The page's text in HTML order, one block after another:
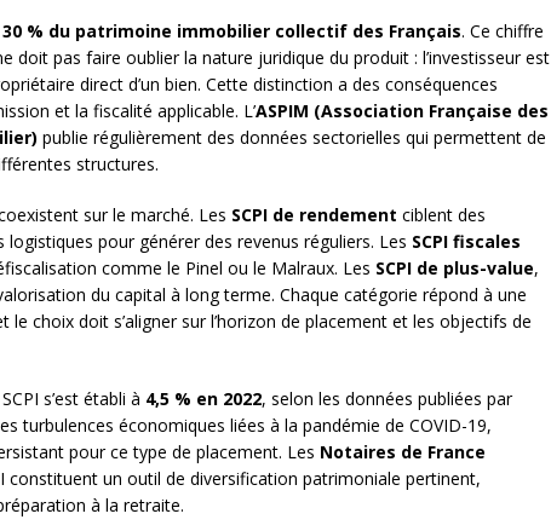
30 % du patrimoine immobilier collectif des Français. Ce chiffre
doit pas faire oublier la nature juridique du produit : l’investisseur est
direct d’un bien. Cette distinction a des conséquences
et la fiscalité applicable. L’ASPIM (Association Française des
publie régulièrement des données sectorielles qui permettent de
structures.
sur le marché. Les SCPI de rendement ciblent des
pour générer des revenus réguliers. Les SCPI fiscales
comme le Pinel ou le Malraux. Les SCPI de plus-value,
du capital à long terme. Chaque catégorie répond à une
choix doit s’aligner sur l’horizon de placement et les objectifs de
s’est établi à 4,5 % en 2022, selon les données publiées par
turbulences économiques liées à la pandémie de COVID-19,
pour ce type de placement. Les Notaires de France
constituent un outil de diversification patrimoniale pertinent,
à la retraite.